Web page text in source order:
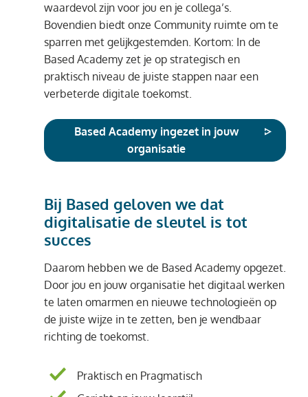
waardevol zijn voor jou en je collega’s.
Bovendien biedt onze Community ruimte om te
sparren met gelijkgestemden. Kortom: In de
Based Academy zet je op strategisch en
praktisch niveau de juiste stappen naar een
verbeterde digitale toekomst.
Based Academy ingezet in jouw
organisatie
Bij Based geloven we dat
digitalisatie de sleutel is tot
succes
Daarom hebben we de Based Academy opgezet.
Door jou en jouw organisatie het digitaal werken
te laten omarmen en nieuwe technologieën op
de juiste wijze in te zetten, ben je wendbaar
richting de toekomst.
Praktisch en Pragmatisch